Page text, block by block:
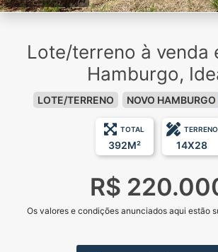
Lote/terreno à venda
Hamburgo,
LOTE/TERRENO NOVO HAMBURGO
TOTAL
392M²
TERRENO
14X28
R$
Os valores e condições anunciados aqui estão